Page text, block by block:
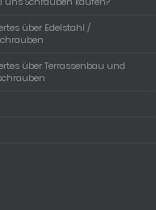
uns Schrauben kaufen?
über Edelstahl /
über Terrassenbau und